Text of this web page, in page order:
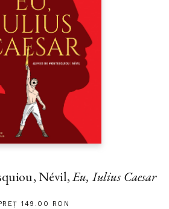
Névil,Eu, Iulius Caesar
PREȚ 149.00 RON